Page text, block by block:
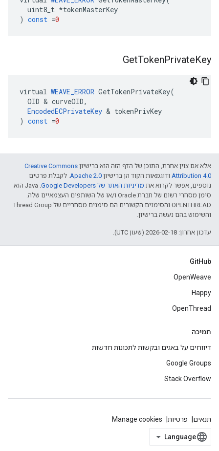
uint8_t *tokenMasterKey
) const =0
GetTokenPrivateKey
virtual WEAVE_ERROR GetTokenPrivateKey(
OID & curveOID,
EncodedECPrivateKey & tokenPrivKey
) const =0
אלא אם צוין אחרת, התוכן של הדף הזה הוא ברישיון Creative Commons
Attribution 4.0‏ ודוגמאות הקוד הן ברישיון Apache 2.0‏. לקבלת פרטים
נוספים, אפשר לקרוא את מדיניות האתר של Google Developers‏
.‏ Java הוא
סימן מסחרי רשום של חברת Oracle ו/או של השותפים העצמאיים שלה.
‫OPENTHREAD והסימנים הקשורים הם סימנים מסחריים של Thread Group
והשימוש בהם נעשה ברישיון.
עדכון אחרון: 2026-02-18 (שעון UTC).
GitHub
OpenWeave
Happy
OpenThread
תמיכה
דיווחים על באגים ובקשות לתכונות חדשות
Google Groups
Stack Overflow
תנאים פרטיות Manage cookies